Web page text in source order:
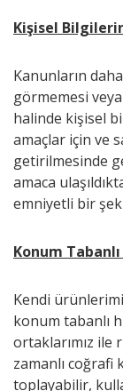
Kişisel
Kanunların
görmemesi
halinde kişisel
amaçlar için ve
getirilmesinde
amaca
emniyetli bir
Konum
Kendi
konum tabanlı
ortaklarımız ile
zamanlı
toplayabilir,